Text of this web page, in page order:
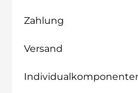
Zahlung
Versand